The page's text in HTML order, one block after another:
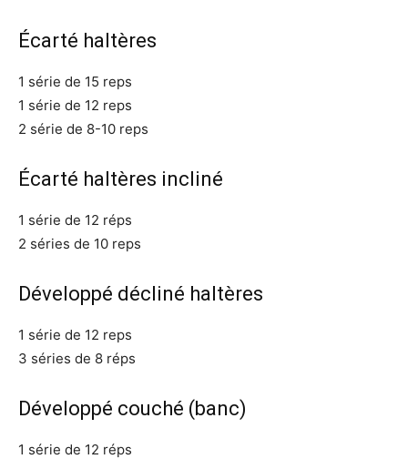
Écarté haltères
1 série de 15 reps
1 série de 12 reps
2 série de 8-10 reps
Écarté haltères incliné
1 série de 12 réps
2 séries de 10 reps
Développé décliné haltères
1 série de 12 reps
3 séries de 8 réps
Développé couché (banc)
1 série de 12 réps